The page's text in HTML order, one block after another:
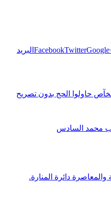
FacebookTwitter
البريد
حاولوا الحج بدون تصريح
محمد السادس
والمعاصرة دائرة المنارة.